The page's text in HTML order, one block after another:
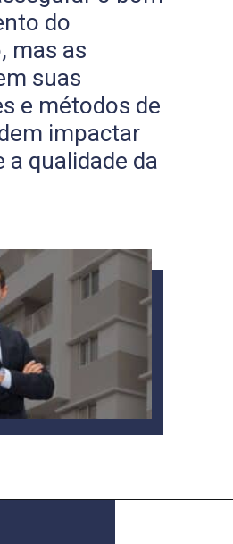
do
mas as
suas
e métodos de
impactar
qualidade da